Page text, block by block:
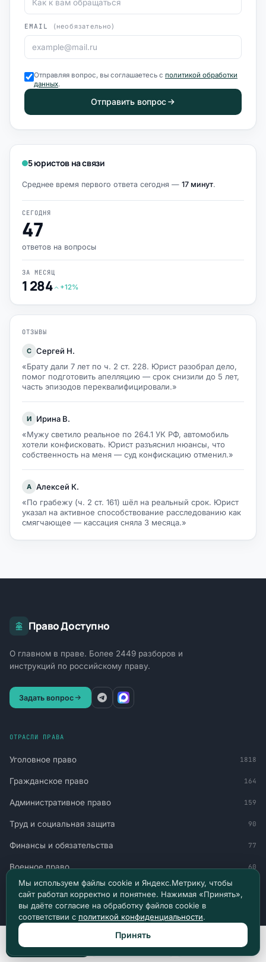
EMAIL (необязательно)
Отправляя вопрос, вы соглашаетесь с политикой обработки
данных.
Отправить вопрос
5 юристов на связи
Среднее время первого ответа сегодня — 17 минут.
СЕГОДНЯ
47
ответов на вопросы
ЗА МЕСЯЦ
1 284 +12%
ОТЗЫВЫ
С Сергей Н.
«Брату дали 7 лет по ч. 2 ст. 228. Юрист разобрал дело,
помог подготовить апелляцию — срок снизили до 5 лет,
часть эпизодов переквалифицировали.»
И
Ирина В.
«Мужу светило реальное по 264.1 УК РФ, автомобиль
хотели конфисковать. Юрист разъяснил нюансы, что
собственность на меня — суд конфискацию отменил.»
А Алексей К.
«По грабежу (ч. 2 ст. 161) шёл на реальный срок. Юрист
указал на активное способствование расследованию как
смягчающее — кассация сняла 3 месяца.»
Право Доступно
О главном в праве. Более 2449 разборов и
инструкций по российскому праву.
Задать вопрос
ОТРАСЛИ ПРАВА
Уголовное право 1818
Гражданское право 164
Административное право 159
Труд и социальная защита 90
Финансы и обязательства 77
Военное право 60
Миграция и статус
Авто и транспорт
НАВИГАЦИЯ
Мы используем файлы cookie и Яндекс.Метрику, чтобы
сайт работал корректно и понятнее. Нажимая «Принять»,
вы даёте согласие на обработку файлов cookie в
соответствии с политикой конфиденциальности.
Принять